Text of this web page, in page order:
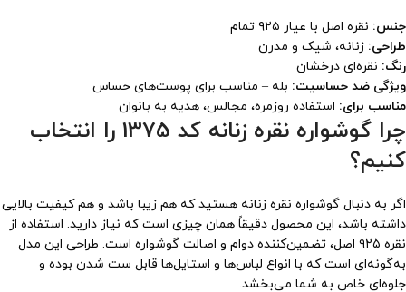
جنس: نقره اصل با عیار ۹۲۵ تمام
طراحی: زنانه، شیک و مدرن
رنگ: نقره‌ای درخشان
ویژگی ضد حساسیت: بله – مناسب برای پوست‌های حساس
مناسب برای: استفاده روزمره، مجالس، هدیه به بانوان
چرا گوشواره نقره زنانه کد 1375 را انتخاب
کنیم؟
اگر به دنبال گوشواره نقره زنانه هستید که هم زیبا باشد و هم کیفیت بالایی
داشته باشد، این محصول دقیقاً همان چیزی است که نیاز دارید. استفاده از
نقره ۹۲۵ اصل، تضمین‌کننده دوام و اصالت گوشواره است. طراحی این مدل
به‌گونه‌ای است که با انواع لباس‌ها و استایل‌ها قابل ست شدن بوده و
جلوه‌ای خاص به شما می‌بخشد.